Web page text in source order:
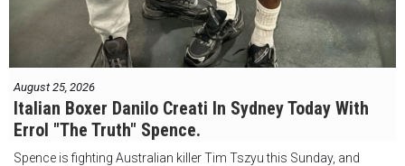
August 25, 2026
Italian Boxer Danilo Creati In Sydney Today With
Errol "The Truth" Spence.
Spence is fighting Australian killer Tim Tszyu this Sunday, and